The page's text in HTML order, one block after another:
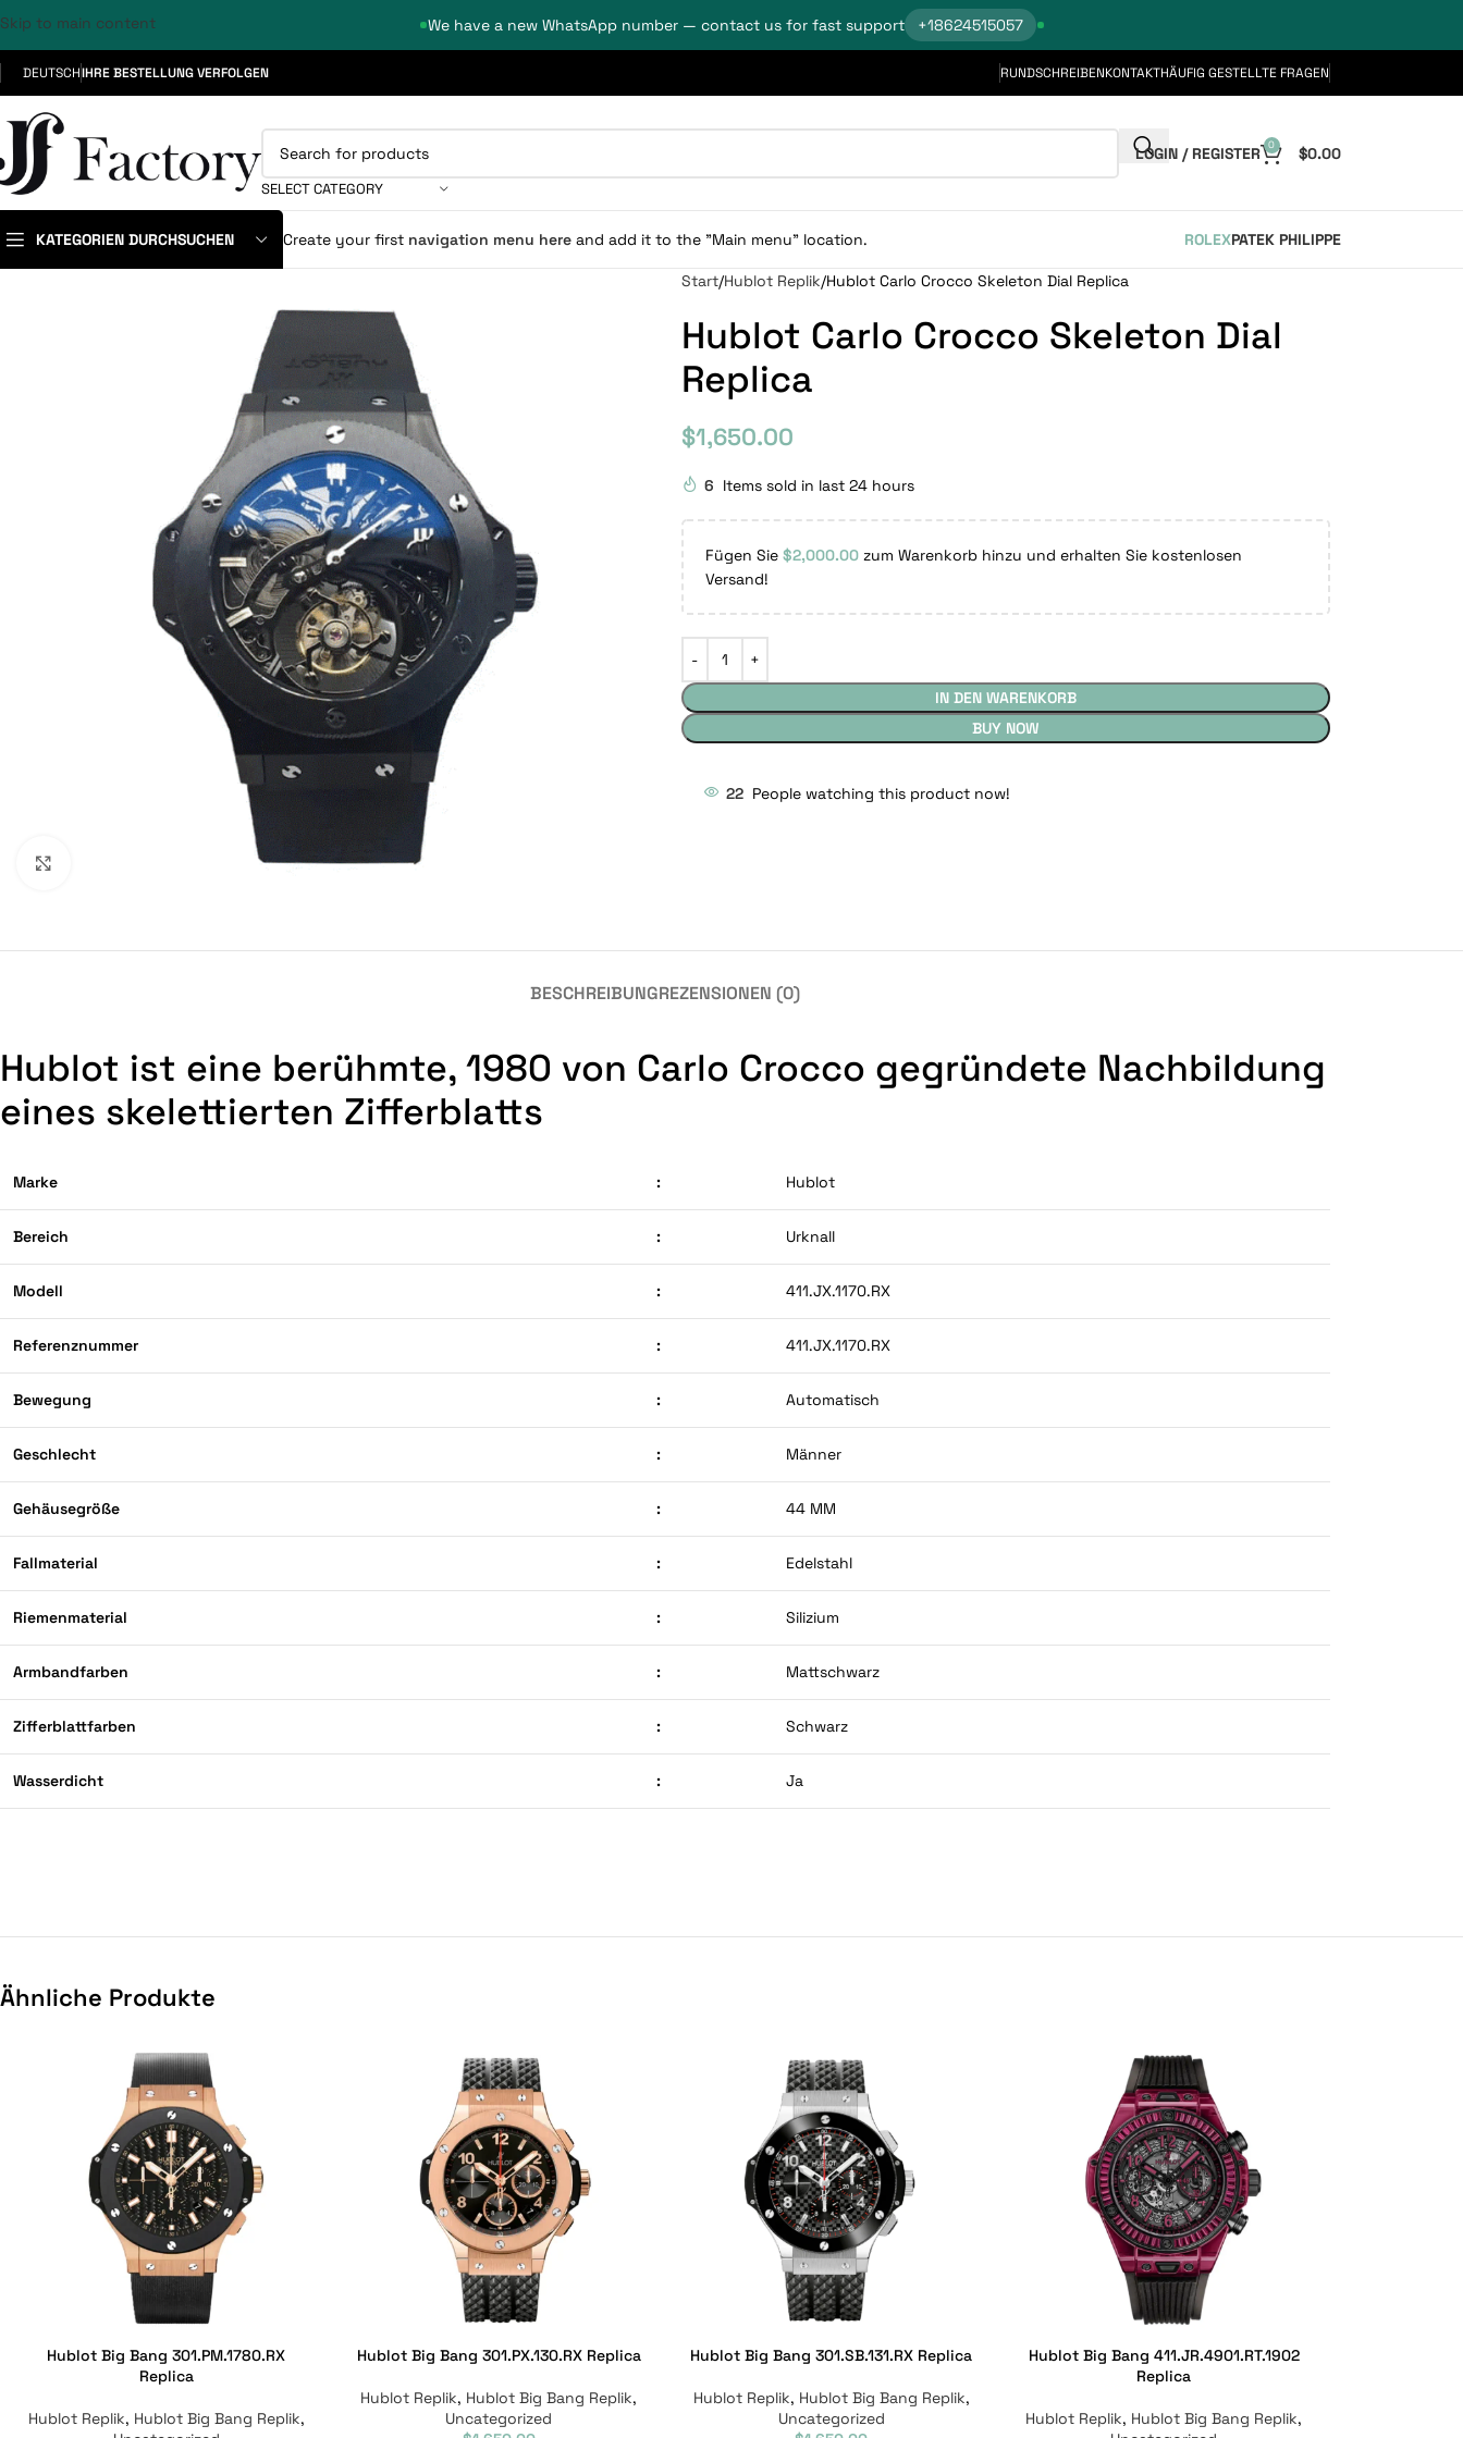
We have a new WhatsApp number — contact us for fast support +18624515057
Skip to main content
DEUTSCHIHRE BESTELLUNG VERFOLGEN RUNDSCHREIBENKONTAKTHÄUFIG GESTELLTE FRAGEN
SELECT CATEGORY
LOGIN / REGISTER 0 $0.00
KATEGORIEN DURCHSUCHEN Create your first navigation menu here and add it to the "Main menu" location. ROLEXPATEK PHILIPPE
Start Hublot Replik Hublot Carlo Crocco Skeleton Dial Replica
Hublot Carlo Crocco Skeleton Dial
Replica
$1,650.00
6 Items sold in last 24 hours
Fügen Sie $2,000.00zum Warenkorb hinzu und erhalten Sie kostenlosen
Versand!
IN DEN WARENKORB
BUY NOW
22 People watching this product now!
BESCHREIBUNGREZENSIONEN (0)
Hublot ist eine berühmte, 1980 von Carlo Crocco gegründete Nachbildung
eines skelettierten Zifferblatts
Marke : Hublot
Bereich : Urknall
Modell : 411.JX.1170.RX
Referenznummer : 411.JX.1170.RX
Bewegung : Automatisch
Geschlecht : Männer
Gehäusegröße : 44 MM
Fallmaterial : Edelstahl
Riemenmaterial : Silizium
Armbandfarben : Mattschwarz
Zifferblattfarben : Schwarz
Wasserdicht : Ja
Ähnliche Produkte
Hublot Big Bang 301.PM.1780.RX
Replica
Hublot Replik, Hublot Big Bang Replik,
Hublot Big Bang 301.PX.130.RX Replica
Hublot Replik, Hublot Big Bang Replik,
Uncategorized
Hublot Big Bang 301.SB.131.RX Replica
Hublot Replik, Hublot Big Bang Replik,
Uncategorized
Hublot Big Bang 411.JR.4901.RT.1902
Replica
Hublot Replik, Hublot Big Bang Replik,